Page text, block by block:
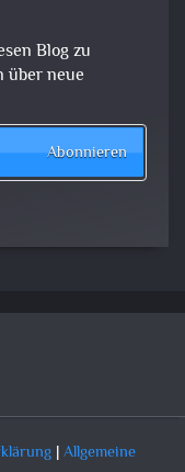
Blog zu
über neue
Abonnieren
|Allgemeine